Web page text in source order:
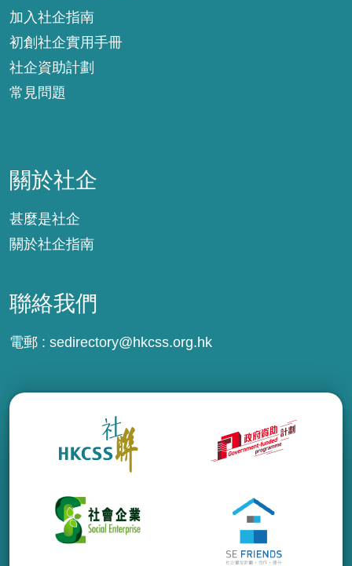
加入社企指南
初創社企實用手冊
社企資助計劃
常見問題
關於社企
甚麼是社企
關於社企指南
聯絡我們
電郵 : sedirectory@hkcss.org.hk